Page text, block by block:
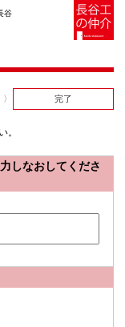
谷
完了
。
しなおしてくださ